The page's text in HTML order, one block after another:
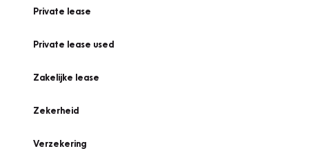
Private lease
Private lease used
Zakelijke lease
Zekerheid
Verzekering